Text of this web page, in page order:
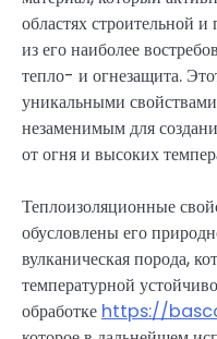
областях строительной
из его наиболее
тепло- и огнезащита.
уникальными
незаменимым для
от огня и высоких
Теплоизоляционные
обусловлены его
вулканическая порода,
температурной
обработке https://